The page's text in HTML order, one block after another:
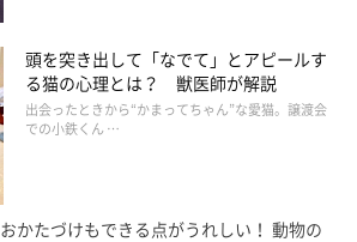
頭を突き出して「なでて」とアピールす
る猫の心理とは？ 獣医師が解説
出会ったときから“かまってちゃん”な愛猫。譲渡会
での小鉄くん …
おかたづけもできる点がうれしい！ 動物の